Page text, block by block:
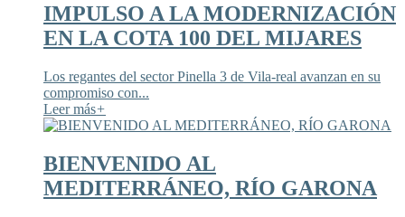
IMPULSO A LA MODERNIZACIÓN
EN LA COTA 100 DEL MIJARES
Los regantes del sector Pinella 3 de Vila-real avanzan en su
compromiso con...
Leer más+
BIENVENIDO AL
MEDITERRÁNEO, RÍO GARONA